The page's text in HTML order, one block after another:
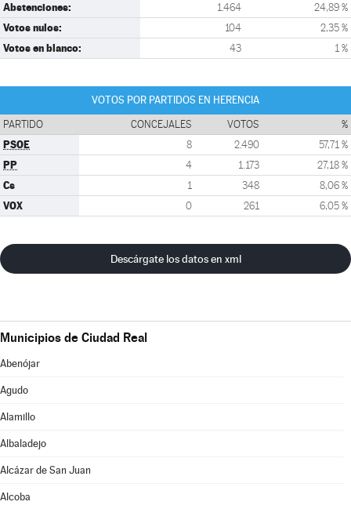
Abstenciones: 1.464 24,89 %
Votos nulos: 104 2,35 %
Votos en blanco: 43 1 %
VOTOS POR PARTIDOS EN HERENCIA
PARTIDO CONCEJALES VOTOS %
PSOE 8 2.490 57,71 %
PP 4 1.173 27,18 %
Cs 1 348 8,06 %
VOX 0 261 6,05 %
Descárgate los datos en xml
Municipios de Ciudad Real
Abenójar
Agudo
Alamillo
Albaladejo
Alcázar de San Juan
Alcoba